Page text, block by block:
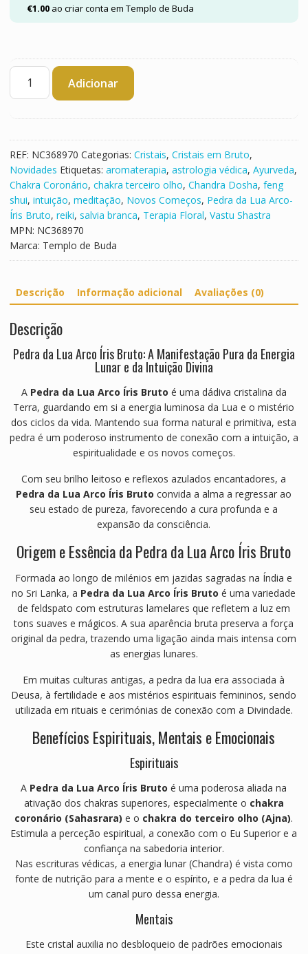
€1.00 ao criar conta em Templo de Buda
Quantidade
Pedra
da
Arco
Iris
Bruto
Adicionar
REF: NC368970 Categorias: Cristais, Cristais em Bruto,
Novidades Etiquetas: aromaterapia, astrologia védica, Ayurveda,
Chakra Coronário, chakra terceiro olho, Chandra Dosha, feng
shui, intuição, meditação, Novos Começos, Pedra da Lua Arco-
Íris Bruto, reiki, salvia branca, Terapia Floral, Vastu Shastra
MPN: NC368970
Marca: Templo de Buda
Descrição Informação adicional Avaliações (0)
Descrição
Pedra da Lua Arco Íris Bruto: A Manifestação Pura da Energia
Lunar e da Intuição Divina
A Pedra da Lua Arco Íris Bruto é uma dádiva cristalina da
Terra, guardando em si a energia luminosa da Lua e o mistério
dos ciclos da vida. Mantendo sua forma natural e primitiva, esta
pedra é um poderoso instrumento de conexão com a intuição, a
espiritualidade e os novos começos.
Com seu brilho leitoso e reflexos azulados encantadores, a
Pedra da Lua Arco Íris Bruto convida a alma a regressar ao
seu estado de pureza, favorecendo a cura profunda e a
expansão da consciência.
Origem e Essência da Pedra da Lua Arco Íris Bruto
Formada ao longo de milénios em jazidas sagradas na Índia e
no Sri Lanka, a Pedra da Lua Arco Íris Bruto é uma variedade
de feldspato com estruturas lamelares que refletem a luz em
tons suaves e mágicos. A sua aparência bruta preserva a força
original da pedra, trazendo uma ligação ainda mais intensa com
as energias lunares.
Em muitas culturas antigas, a pedra da lua era associada à
Deusa, à fertilidade e aos mistérios espirituais femininos, sendo
utilizada em rituais e cerimónias de conexão com a Divindade.
Benefícios Espirituais, Mentais e Emocionais
Espirituais
A Pedra da Lua Arco Íris Bruto é uma poderosa aliada na
ativação dos chakras superiores, especialmente o chakra
coronário (Sahasrara) e o chakra do terceiro olho (Ajna).
Estimula a perceção espiritual, a conexão com o Eu Superior e a
confiança na sabedoria interior.
Nas escrituras védicas, a energia lunar (Chandra) é vista como
fonte de nutrição para a mente e o espírito, e a pedra da lua é
um canal puro dessa energia.
Mentais
Este cristal auxilia no desbloqueio de padrões emocionais